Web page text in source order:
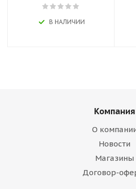
В НАЛИЧИИ
Компания
О
Новости
Магазины
Договор-